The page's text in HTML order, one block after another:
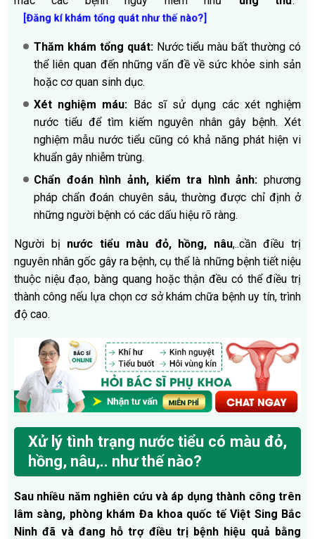
[Đăng kí khám tổng quát như thế nào?]
Thăm khám tổng quát:Nước tiểu màu bất thường có
thể liên quan đến những vấn đề về sức khỏe sinh sản
hoặc cơ quan sinh dục.
Xét nghiệm máu: Bác sĩ sử dụng các xét nghiệm
nước tiểu để tìm kiếm nguyên nhân gây bệnh. Xét
nghiệm mẫu nước tiểu cũng có khả năng phát hiện vi
khuẩn gây nhiễm trùng.
Chẩn đoán hình ảnh, kiểm tra hình ảnh: phương
pháp chẩn đoán chuyên sâu, thường được chỉ định ở
những người bệnh có các dấu hiệu rõ ràng.
Người bị nước tiểu màu đỏ, hồng, nâu,..cần điều trị
nguyên nhân gốc gây ra bệnh, cụ thể là những bệnh tiết niệu
thuộc niệu đạo, bàng quang hoặc thận đều có thể điều trị
thành công nếu lựa chọn cơ sở khám chữa bệnh uy tín, trình
độ cao.
Xử lý tình trạng nước tiểu có màu đỏ,
hồng, nâu,.. như thế nào?
Sau nhiều năm nghiên cứu và áp dụng thành công trên
lâm sàng, phòng khám Đa khoa quốc tế Việt Sing Bắc
Ninh đã và đang hỗ trợ điều trị bệnh hiệu quả bằng